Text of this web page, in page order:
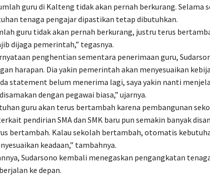
guru di Kalteng tidak akan pernah berkurang. Selama
tenaga pengajar dipastikan tetap dibutuhkan.
guru tidak akan pernah berkurang, justru terus
dijaga pemerintah,” tegasnya.
penghentian sementara penerimaan guru,
harapan. Dia yakin pemerintah akan menyesuaikan
statement belum menerima lagi, saya yakin nanti
dengan pegawai biasa,” ujarnya.
guru akan terus bertambah karena pembangunan
pendirian SMA dan SMK baru pun semakin banyak
bertambah. Kalau sekolah bertambah, otomatis
keadaan,” tambahnya.
Sudarsono kembali menegaskan pengangkatan
ke depan.